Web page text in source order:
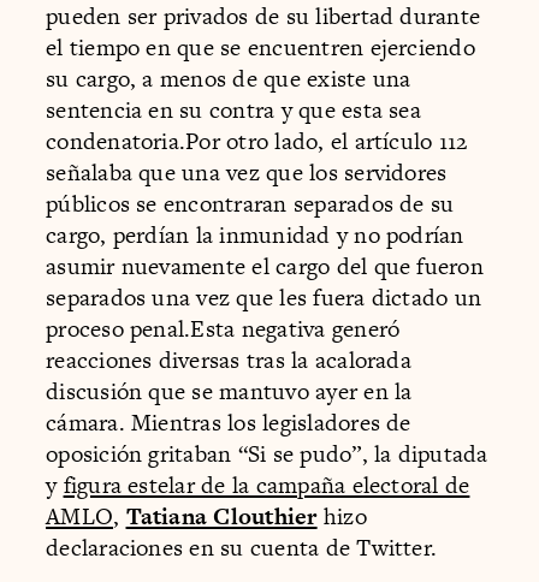
pueden ser privados de su libertad durante
el tiempo en que se encuentren ejerciendo
su cargo, a menos de que existe una
sentencia en su contra y que esta sea
condenatoria.Por otro lado, el artículo 112
señalaba que una vez que los servidores
públicos se encontraran separados de su
cargo, perdían la inmunidad y no podrían
asumir nuevamente el cargo del que fueron
separados una vez que les fuera dictado un
proceso penal.Esta negativa generó
reacciones diversas tras la acalorada
discusión que se mantuvo ayer en la
cámara. Mientras los legisladores de
oposición gritaban “Si se pudo”, la diputada
yfigura estelar de la campaña electoral de
AMLO, Tatiana Clouthierhizo
declaraciones en su cuenta de Twitter.